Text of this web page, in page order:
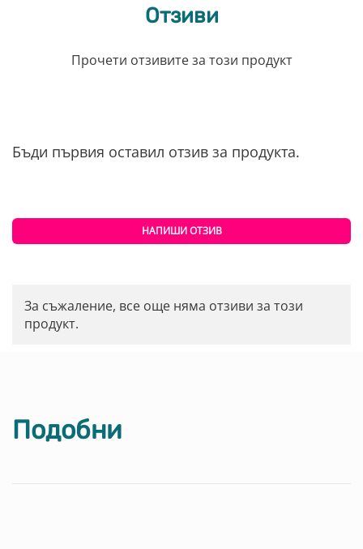
Отзиви
Прочети отзивите за този продукт
Бъди първия оставил отзив за продукта.
НАПИШИ ОТЗИВ
За съжаление, все още няма отзиви за този
продукт.
Подобни